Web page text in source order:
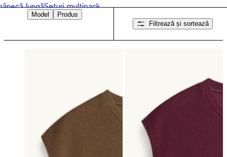
lungăSeturi multipack
Model
Produs
Filtrează și sortează